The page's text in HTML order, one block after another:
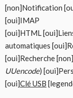
[non]Notification
[oui]IMAP
[oui]HTML
automatiques
[oui]Recherche
UUencode)
[oui]Clé USB